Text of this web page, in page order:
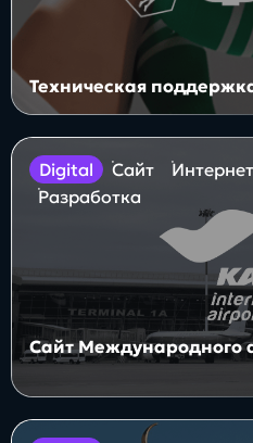
Техническая
digital Сайт
Разработка
Сайт Международного